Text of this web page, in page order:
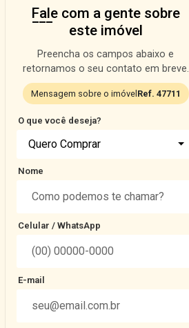
Fale com a gente sobre
este imóvel
Preencha os campos abaixo e
retornamos o seu contato em breve.
Mensagem sobre o imóvel Ref. 47711
O que você deseja?
Quero Comprar
Nome
Celular / WhatsApp
E-mail